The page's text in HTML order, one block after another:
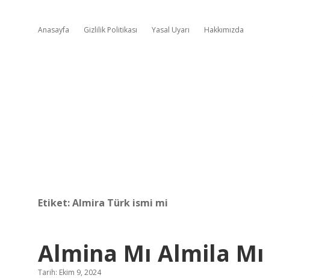
Anasayfa Gizlilik Politikası Yasal Uyarı Hakkımızda
Etiket:Almira Türk ismi mi
Almina Mı Almila Mı
Tarih: Ekim 9, 2024